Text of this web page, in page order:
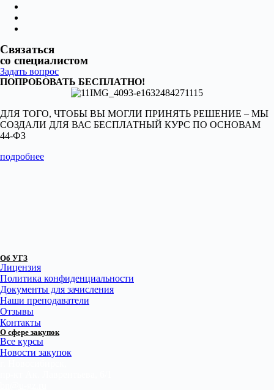
Связаться
со специалистом
Задать вопрос
ПОПРОБОВАТЬ БЕСПЛАТНО!
ДЛЯ ТОГО, ЧТОБЫ ВЫ МОГЛИ ПРИНЯТЬ РЕШЕНИЕ – МЫ
СОЗДАЛИ ДЛЯ ВАС БЕСПЛАТНЫЙ КУРС ПО ОСНОВАМ
44-ФЗ
подробнее
Об УГЗ
Лицензия
Политика конфиденциальности
Документы для зачисления
Наши преподаватели
Отзывы
Контакты
О сфере закупок
Все курсы
Новости закупок